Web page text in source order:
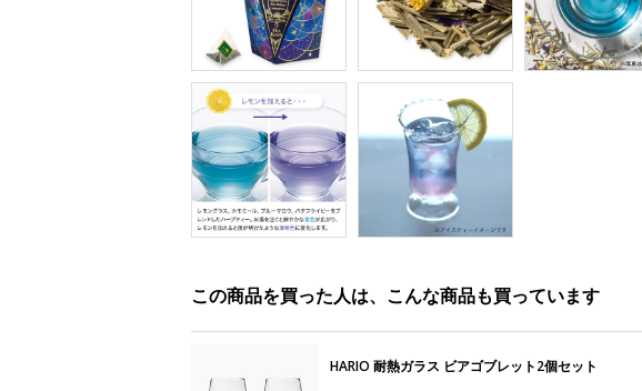
この商品を買った人は、こんな商品も買っています
HARIO 耐熱ガラス ビアゴブレット2個セット